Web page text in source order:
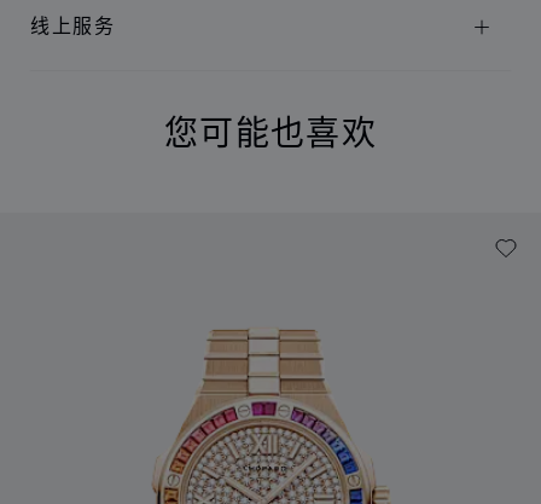
线上服务
您可能也喜欢